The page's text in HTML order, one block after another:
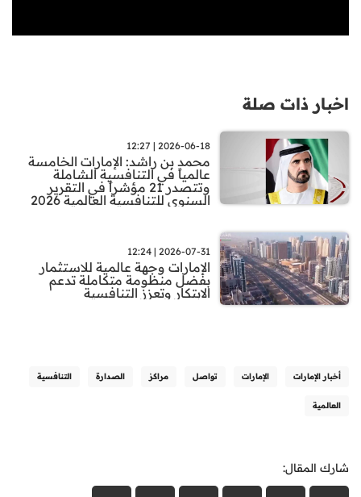
اخبار ذات صلة
2026-06-18 | 12:27
محمد بن راشد: الإمارات الخامسة
عالمياً في التنافسية الشاملة
وتتصدر 21 مؤشراً في التقرير
السنوي للتنافسية العالمية 2026
2026-07-31 | 12:24
الإمارات وجهة عالمية للاستثمار
بفضل منظومة متكاملة تدعم
الابتكار وتعزز التنافسية
أخبار الإمارات الإمارات تواصل مراكز الصدارة التنافسية
العالمية
شارك المقال: